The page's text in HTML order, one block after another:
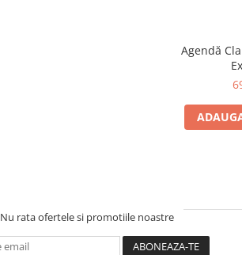
Agendă
Nu rata ofertele si promotiile noastre